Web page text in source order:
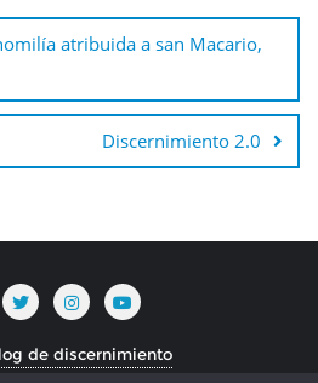
atribuida a san Macario,
Discernimiento 2.0
de discernimiento